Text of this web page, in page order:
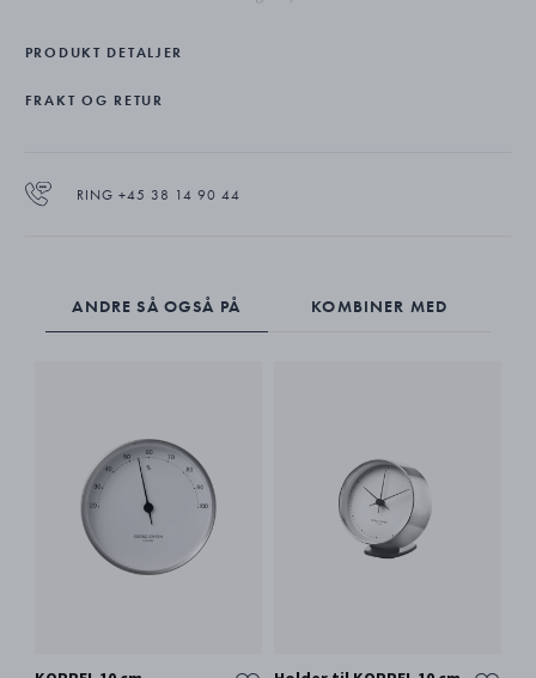
der designen ble til.
PRODUKT DETALJER
FRAKT OG RETUR
RING +45 38 14 90 44
ANDRE SÅ OGSÅ PÅ KOMBINER MED